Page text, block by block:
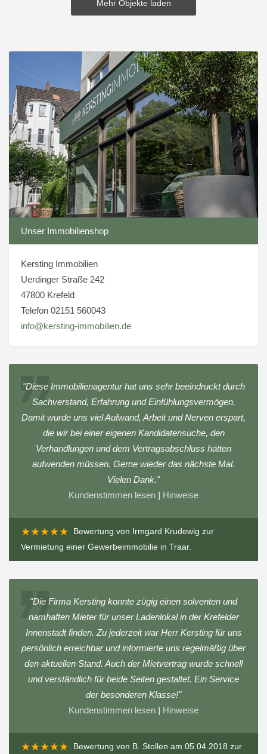
Mehr Objekte laden
Unser Immobilienshop
Kersting Immobilien
Uerdinger Straße 242
47800 Krefeld
Telefon 02151 560043
info@kersting-immobilien.de
"Diese Immobilienagentur hat uns sehr beeindruckt durch
Sachverstand, Erfahrung und Einfühlungsvermögen.
Damit wurde uns viel Aufwand, Arbeit und Nerven erspart,
die wir bei einer eigenen Kandidatensuche, den
Verhandlungen und dem Vertragsabschluss hätten
aufwenden müssen. Gerne wieder das nächste Mal.
Vielen Dank."
Kundenstimmen lesen | Hinweise
★★★★★ Bewertung von Irmgard Krudewig zur
Vermietung einer Gewerbeimmobilie in Traar.
"Die Firma Kersting konnte zügig einen solventen und
namhaften Mieter für unser Ladenlokal in der Krefelder
Innenstadt finden. Zu jederzeit war Herr Kersting für uns
persönlich erreichbar und informierte uns regelmäßig über
den aktuellen Stand. Auch der Mietvertrag wurde schnell
und verständlich für beide Seiten gestaltet. Ein Service
der besonderen Klasse!"
Kundenstimmen lesen | Hinweise
★★★★★ Bewertung von B. Stollen am 05.04.2018 zur